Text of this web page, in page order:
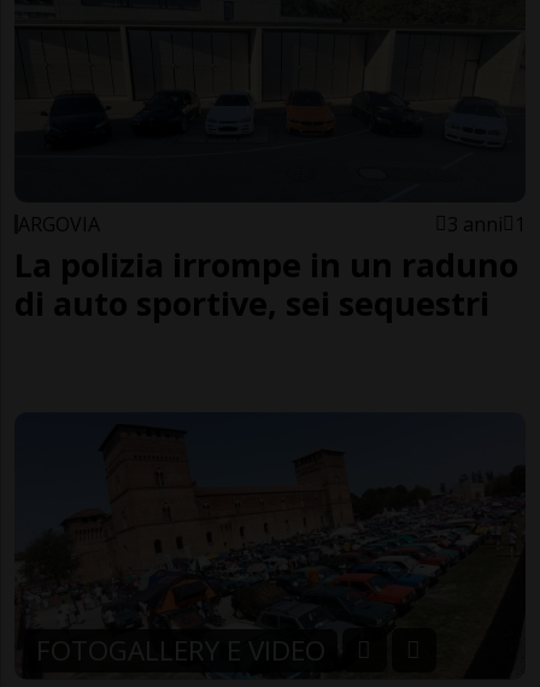
ARGOVIA 3 anni 1
La polizia irrompe in un raduno
di auto sportive, sei sequestri
FOTOGALLERY E VIDEO